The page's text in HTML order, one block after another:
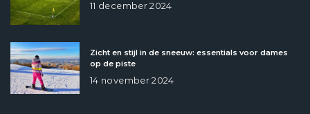
11 december 2024
Zicht en stijl in de sneeuw: essentials voor dames
op de piste
14 november 2024